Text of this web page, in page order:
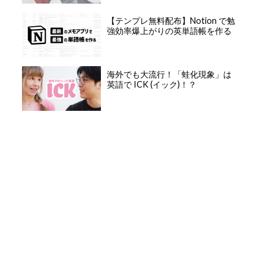
【テンプレ無料配布】Notion で勉
強効率爆上がりの英単語帳を作る
海外でも大流行！「蛙化現象」は
英語で ICK (イック)！？